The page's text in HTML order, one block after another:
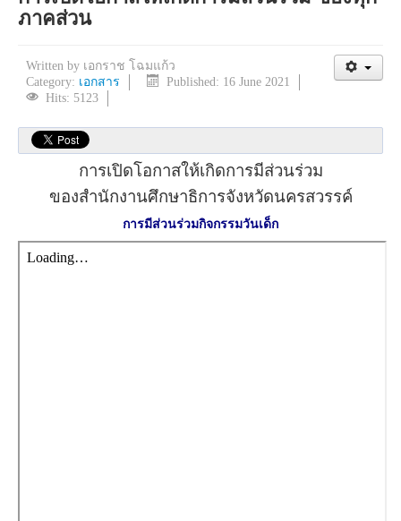
ภาคส่วน
Written by เอกราช โฉมแก้ว
Category: เอกสาร
Published: 16 June 2021
Hits: 5123
การเปิดโอกาสให้เกิดการมีส่วนร่วม
ของสำนักงานศึกษาธิการจังหวัดนครสวรรค์
การมีส่วนร่วมกิจกรรมวันเด็ก